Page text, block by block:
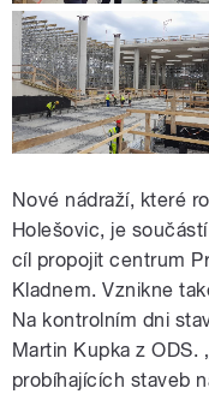
Nové nádraží, které
Holešovic, je
cíl propojit centrum
Kladnem. Vznikne
Na kontrolním dni
Martin Kupka z ODS.
probíhajících staveb